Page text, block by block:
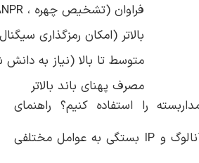
فراوان (تشخیص چهره ، ANPR ، شمارش افراد ، تحلیل حرکتی پیشرفته و…)
بالاتر (امکان رمزگذاری
متوسط تا بالا (نیاز به
مصرف پهنای باند بالاتر
را استفاده کنیم؟ راهنمای
انتخاب بین دوربین آنالوگ و IP بستگی به عوامل مختلفی